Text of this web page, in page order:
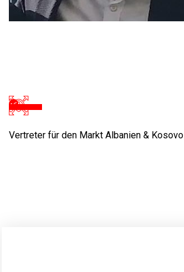
Vertreter für den Markt Albanien & Kosovo